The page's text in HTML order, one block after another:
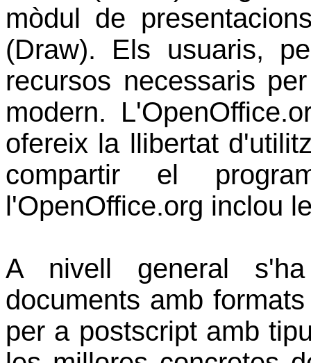
mòdul de
(Draw). Els usuaris,
recursos necessaris
modern.
ofereix la llibertat
compartir el
l'OpenOffice.org inclou
A nivell general
documents amb
per a postscript amb